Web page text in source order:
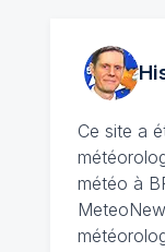
Ce site a
météo à